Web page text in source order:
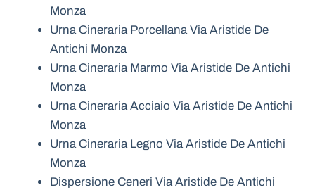
Monza
Urna Cineraria Porcellana Via Aristide De
Antichi Monza
Urna Cineraria Marmo Via Aristide De Antichi
Monza
Urna Cineraria Acciaio Via Aristide De Antichi
Monza
Urna Cineraria Legno Via Aristide De Antichi
Monza
Dispersione Ceneri Via Aristide De Antichi